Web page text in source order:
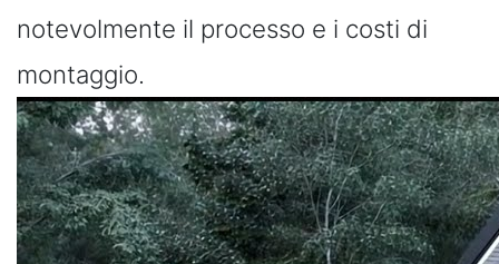
notevolmente il processo e i costi di
montaggio.